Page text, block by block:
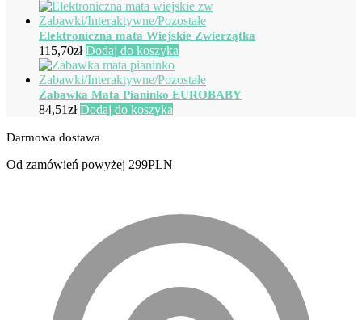
Elektroniczna mata Wiejskie Zwierzątka
115,70zł Dodaj do koszyka
Zabawka Mata Pianinko EUROBABY
84,51zł Dodaj do koszyka
Darmowa dostawa
Od zamówień powyżej 299PLN